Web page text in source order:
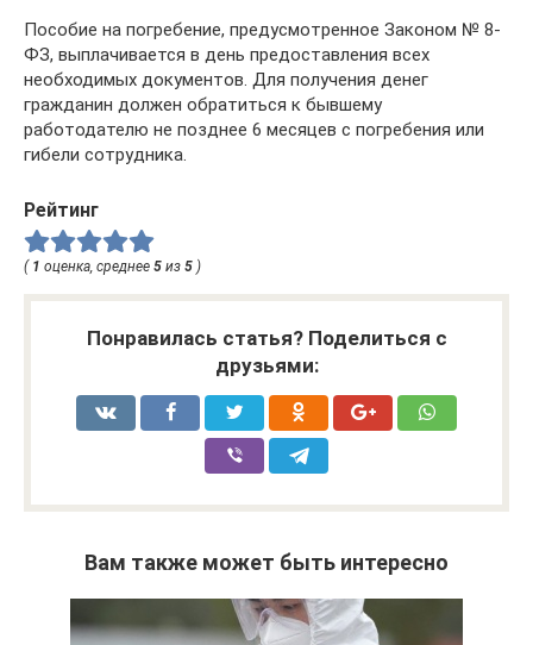
Пособие на погребение, предусмотренное Законом № 8-
ФЗ, выплачивается в день предоставления всех
необходимых документов. Для получения денег
гражданин должен обратиться к бывшему
работодателю не позднее 6 месяцев с погребения или
гибели сотрудника.
Рейтинг
( 1 оценка, среднее 5 из 5 )
Понравилась статья? Поделиться с
друзьями:
Вам также может быть интересно